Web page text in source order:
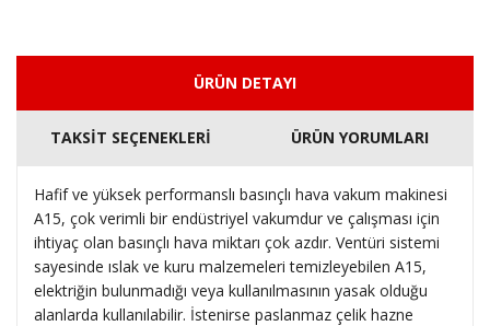
ÜRÜN DETAYI
TAKSİT SEÇENEKLERİ ÜRÜN YORUMLARI
Hafif ve yüksek performanslı basınçlı hava vakum makinesi
A15, çok verimli bir endüstriyel vakumdur ve çalışması için
ihtiyaç olan basınçlı hava miktarı çok azdır. Ventüri sistemi
sayesinde ıslak ve kuru malzemeleri temizleyebilen A15,
elektriğin bulunmadığı veya kullanılmasının yasak olduğu
alanlarda kullanılabilir. İstenirse paslanmaz çelik hazne